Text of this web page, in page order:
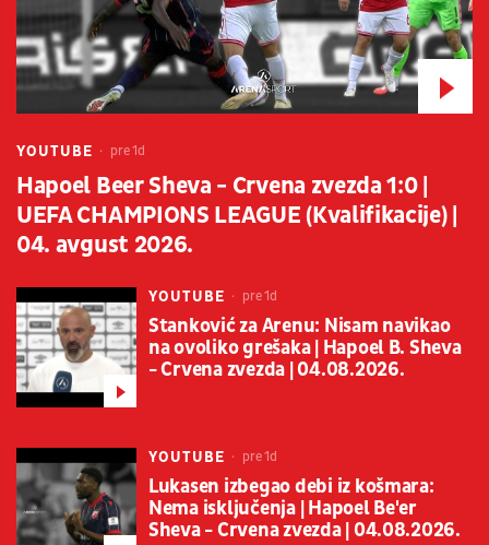
YOUTUBE pre 1d
Hapoel Beer Sheva - Crvena zvezda 1:0 |
UEFA CHAMPIONS LEAGUE (Kvalifikacije) |
04. avgust 2026.
YOUTUBE pre 1d
Stanković za Arenu: Nisam navikao
na ovoliko grešaka | Hapoel B. Sheva
- Crvena zvezda | 04.08.2026.
YOUTUBE pre 1d
Lukasen izbegao debi iz košmara:
Nema isključenja | Hapoel Be'er
Sheva - Crvena zvezda | 04.08.2026.